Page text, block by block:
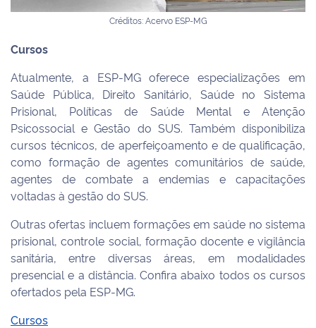
Créditos: Acervo ESP-MG
Cursos
Atualmente, a ESP-MG oferece especializações em
Saúde Pública, Direito Sanitário, Saúde no Sistema
Prisional, Políticas de Saúde Mental e Atenção
Psicossocial e Gestão do SUS. Também disponibiliza
cursos técnicos, de aperfeiçoamento e de qualificação,
como formação de agentes comunitários de saúde,
agentes de combate a endemias e capacitações
voltadas à gestão do SUS.
Outras ofertas incluem formações em saúde no sistema
prisional, controle social, formação docente e vigilância
sanitária, entre diversas áreas, em modalidades
presencial e a distância. Confira abaixo todos os cursos
ofertados pela ESP-MG.
Cursos